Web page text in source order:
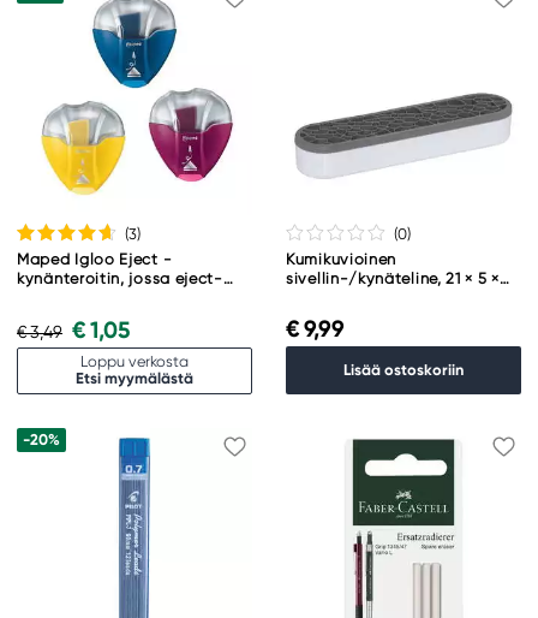
(3)
Maped Igloo Eject -
kynänteroitin, jossa eject-
sattumanvaraisena
lajitelmana
€ 3,49 € 1,05
Loppu verkosta
Etsi myymälästä
(0)
Kumikuvioinen
sivellin-/kynäteline, 21 × 5 ×
€ 9,99
Lisää ostoskoriin
-20%